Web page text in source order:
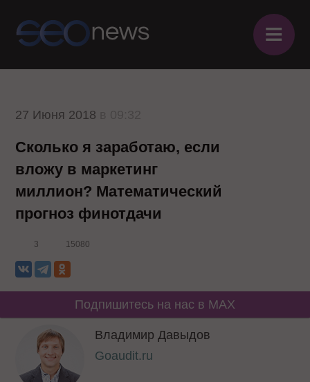
≡
27 Июня 2018
Сколько я заработаю, если
вложу в маркетинг
миллион? Математический
прогноз финотдачи
3 15080
Подпишитесь на нас в MAX
Владимир Давыдов
Goaudit.ru